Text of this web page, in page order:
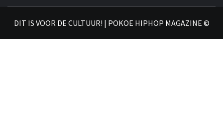
DIT IS VOOR DE CULTUUR! | POKOE HIPHOP MAGAZINE ©